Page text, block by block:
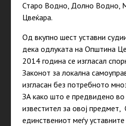
Старо Водно, Долно Водно,
Цвеќара.
Од вкупно шест уставни
дека одлуката на Општина
2014 година се изгласал
Законот за локална
изгласан без потребното
ЗА како што е предвидено во
известител за овој
единствениот меѓу уставните